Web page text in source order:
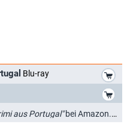
Blu-ray
aus Portugal"bei Amazon.de